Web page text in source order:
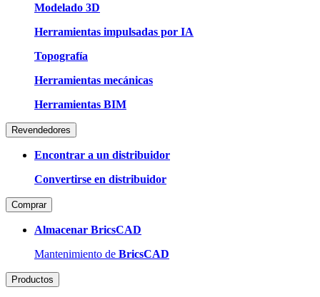
Modelado 3D
Herramientas impulsadas por IA
Topografía
Herramientas mecánicas
Herramientas BIM
Revendedores
Encontrar a un distribuidor
Convertirse en distribuidor
Comprar
Almacenar BricsCAD
Mantenimiento de BricsCAD
Productos